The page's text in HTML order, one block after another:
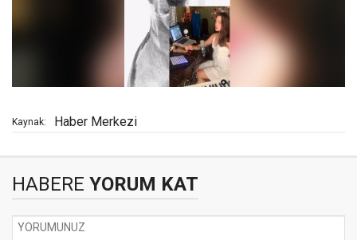
Kaynak: Haber Merkezi
HABERE YORUM KAT